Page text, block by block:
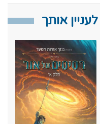
אותך